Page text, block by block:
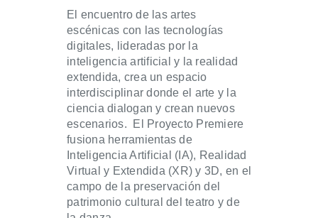
El encuentro de las artes
escénicas con las tecnologías
digitales, lideradas por la
inteligencia artificial y la realidad
extendida, crea un espacio
interdisciplinar donde el arte y la
ciencia dialogan y crean nuevos
escenarios. El Proyecto Premiere
fusiona herramientas de
Inteligencia Artificial (IA), Realidad
Virtual y Extendida (XR) y 3D, en el
campo de la preservación del
patrimonio cultural del teatro y de